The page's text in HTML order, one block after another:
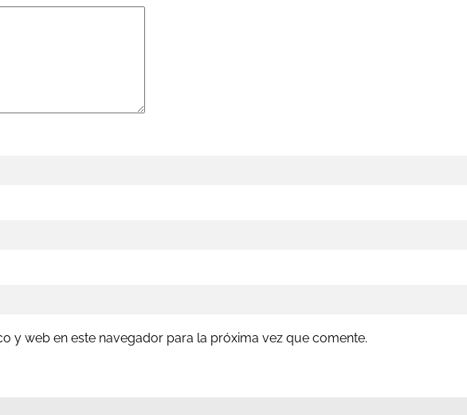
y web en este navegador para la próxima vez que comente.